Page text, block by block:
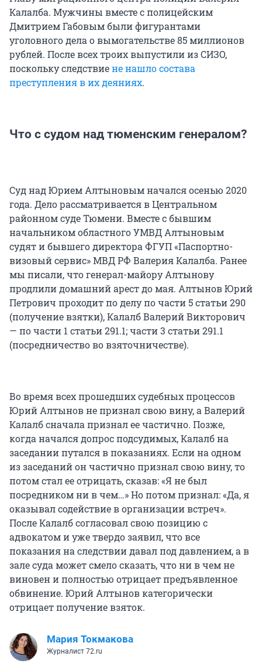
Калалба. Мужчины вместе с полицейским
Дмитрием Габовым были фигурантами
уголовного дела о вымогательстве 85 миллионов
рублей. После всех троих выпустили из СИЗО,
поскольку следствиене нашло состава
преступления в их деяниях.
Что с судом над тюменским генералом?
Суд над Юрием Алтыновым начался осенью 2020
года. Дело рассматривается в Центральном
районном суде Тюмени. Вместе с бывшим
начальником областного УМВД Алтыновым
судят и бывшего директора ФГУП «Паспортно-
визовый сервис» МВД РФ Валерия Калалба. Ранее
мы писали, что генерал-майору Алтынову
продлили домашний арест до мая. Алтынов Юрий
Петрович проходит по делу по части 5 статьи 290
(получение взятки), Калалб Валерий Викторович
— по части 1 статьи 291.1; части 3 статьи 291.1
(посредничество во взяточничестве).
Во время всех прошедших судебных процессов
Юрий Алтынов не признал свою вину, а Валерий
Калалб сначала признал ее частично. Позже,
когда начался допрос подсудимых, Калалб на
заседании путался в показаниях. Если на одном
из заседаний он частично признал свою вину, то
потом стал ее отрицать, сказав: «Я не был
посредником ни в чем…» Но потом признал: «Да, я
оказывал содействие в организации встреч».
После Калалб согласовал свою позицию с
адвокатом и уже твердо заявил, что все
показания на следствии давал под давлением, а в
зале суда может смело сказать, что ни в чем не
виновен и полностью отрицает предъявленное
обвинение. Юрий Алтынов категорически
отрицает получение взяток.
Мария Токмакова
Журналист 72.ru